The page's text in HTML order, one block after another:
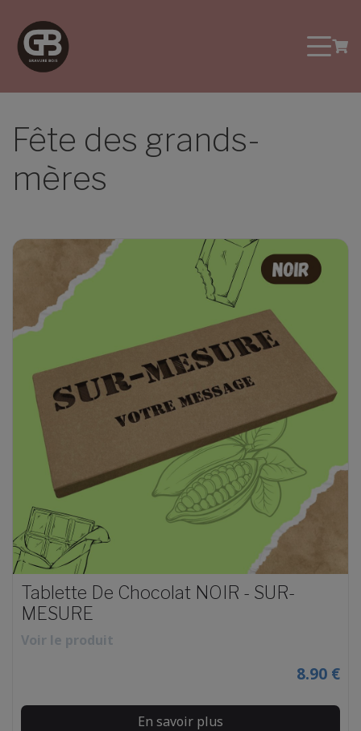
Fête des grands-
mères
Tablette De Chocolat NOIR - SUR-
MESURE
Voir le produit
8.90 €
En savoir plus